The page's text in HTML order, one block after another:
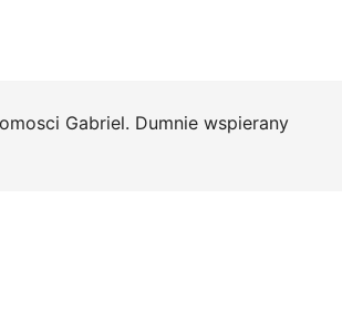
Gabriel. Dumnie wspierany